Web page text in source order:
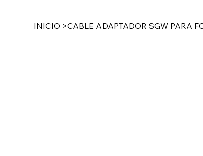
INICIO >CABLE ADAPTADOR SGW PARA